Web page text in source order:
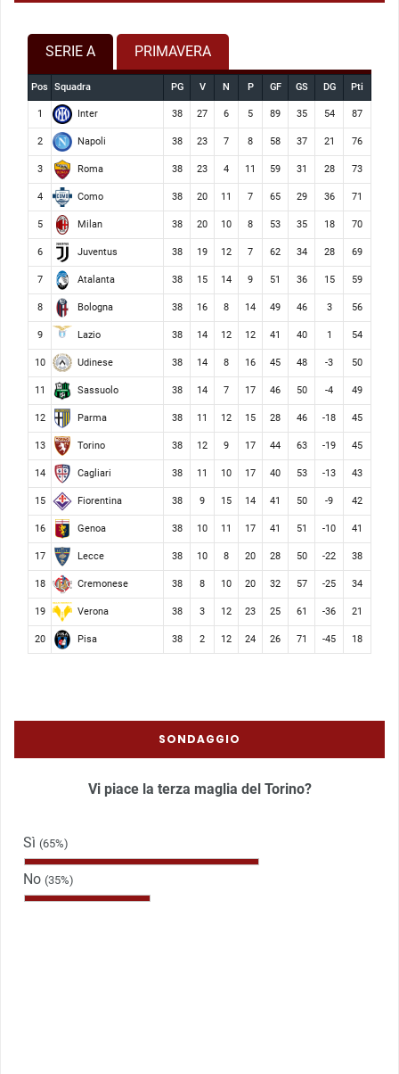
SERIE A PRIMAVERA
Pos Squadra PG V N P GF GS DG Pti
1 Inter 38 27 6 5 89 35 54 87
2 Napoli 38 23 7 8 58 37 21 76
3 Roma 38 23 4 11 59 31 28 73
4 Como 38 20 11 7 65 29 36 71
5 Milan 38 20 10 8 53 35 18 70
6 Juventus 38 19 12 7 62 34 28 69
7 Atalanta 38 15 14 9 51 36 15 59
8 Bologna 38 16 8 14 49 46 3 56
9 Lazio 38 14 12 12 41 40 1 54
10 Udinese 38 14 8 16 45 48 -3 50
11 Sassuolo 38 14 7 17 46 50 -4 49
12 Parma 38 11 12 15 28 46 -18 45
13 Torino 38 12 9 17 44 63 -19 45
14 Cagliari 38 11 10 17 40 53 -13 43
15 Fiorentina 38 9 15 14 41 50 -9 42
16 Genoa 38 10 11 17 41 51 -10 41
17 Lecce 38 10 8 20 28 50 -22 38
18 Cremonese 38 8 10 20 32 57 -25 34
19 Verona 38 3 12 23 25 61 -36 21
20 Pisa 38 2 12 24 26 71 -45 18
SONDAGGIO
Vi piace la terza maglia del Torino?
Sì (65%)
No (35%)